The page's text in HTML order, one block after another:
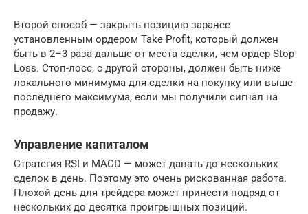
Второй способ — закрыть позицию заранее
установленным ордером Take Profit, который должен
быть в 2–3 раза дальше от места сделки, чем ордер Stop
Loss. Стоп-лосс, с другой стороны, должен быть ниже
локального минимума для сделки на покупку или выше
последнего максимума, если мы получили сигнал на
продажу.
Управление капиталом
Стратегия RSI и MACD — может давать до нескольких
сделок в день. Поэтому это очень рискованная работа.
Плохой день для трейдера может принести подряд от
нескольких до десятка проигрышных позиций.